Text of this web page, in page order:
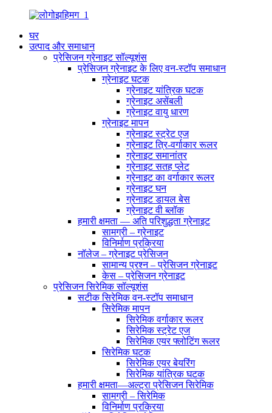
घर
उत्पाद और समाधान
प्रेसिजन ग्रेनाइट सॉल्यूशंस
प्रेसिजन ग्रेनाइट के लिए वन-स्टॉप समाधान
ग्रेनाइट घटक
ग्रेनाइट यांत्रिक घटक
ग्रेनाइट असेंबली
ग्रेनाइट वायु धारण
ग्रेनाइट मापन
ग्रेनाइट स्ट्रेट एज
ग्रेनाइट त्रि-वर्गाकार रूलर
ग्रेनाइट समानांतर
ग्रेनाइट सतह प्लेट
ग्रेनाइट का वर्गाकार रूलर
ग्रेनाइट घन
ग्रेनाइट डायल बेस
ग्रेनाइट वी ब्लॉक
हमारी क्षमता — अति परिशुद्धता ग्रेनाइट
सामग्री – ग्रेनाइट
विनिर्माण प्रक्रिया
नॉलेज – ग्रेनाइट प्रेसिजन
सामान्य प्रश्न – प्रेसिजन ग्रेनाइट
केस – प्रेसिजन ग्रेनाइट
प्रेसिजन सिरेमिक सॉल्यूशंस
सटीक सिरेमिक वन-स्टॉप समाधान
सिरेमिक मापन
सिरेमिक वर्गाकार रूलर
सिरेमिक स्ट्रेट एज
सिरेमिक एयर फ्लोटिंग रूलर
सिरेमिक घटक
सिरेमिक एयर बेयरिंग
सिरेमिक यांत्रिक घटक
हमारी क्षमता—अल्ट्रा प्रेसिजन सिरेमिक
सामग्री – सिरेमिक
विनिर्माण प्रक्रिया